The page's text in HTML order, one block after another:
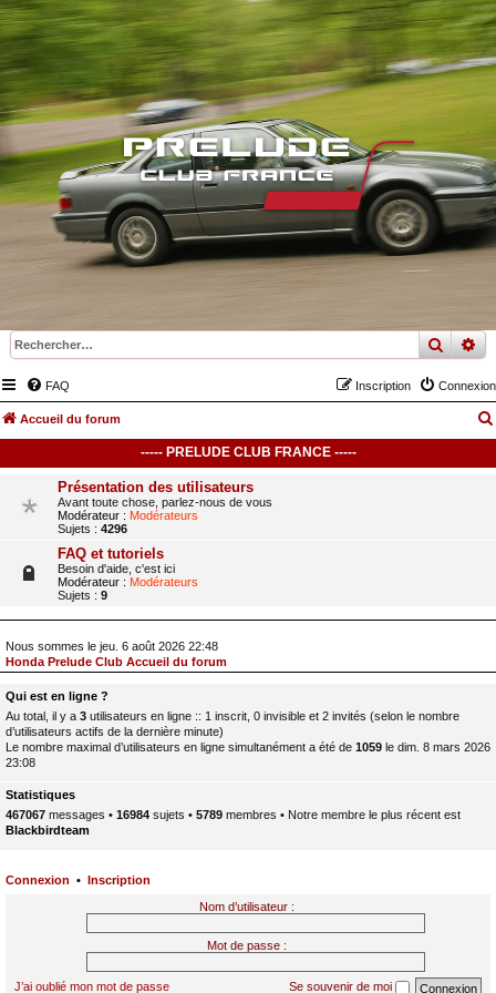
FAQ Connexion
Inscription
Accueil du forum
----- PRELUDE CLUB FRANCE -----
Présentation des utilisateurs
Avant toute chose, parlez-nous de vous
Modérateur : Modérateurs
Sujets : 4296
FAQ et tutoriels
Besoin d'aide, c'est ici
Modérateur : Modérateurs
Sujets : 9
Nous sommes le jeu. 6 août 2026 22:48
Honda Prelude Club Accueil du forum
Qui est en ligne ?
Au total, il y a 3 utilisateurs en ligne :: 1 inscrit, 0 invisible et 2 invités (selon le nombre
d’utilisateurs actifs de la dernière minute)
Le nombre maximal d’utilisateurs en ligne simultanément a été de 1059 le dim. 8 mars 2026
23:08
Statistiques
467067 messages • 16984 sujets • 5789 membres • Notre membre le plus récent est
Blackbirdteam
Connexion • Inscription
Nom d’utilisateur :
Mot de passe :
J’ai oublié mon mot de passe Se souvenir de moi